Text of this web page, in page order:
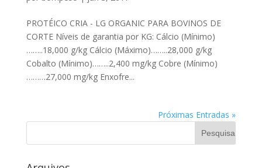
PROTÉICO CRIA - LG ORGANIC PARA BOVINOS DE
CORTE Níveis de garantia por KG: Cálcio (Mínimo)
……..18,000 g/kg Cálcio (Máximo)……..28,000 g/kg
Cobalto (Mínimo)……..2,400 mg/kg Cobre (Mínimo)
………27,000 mg/kg Enxofre...
Próximas Entradas »